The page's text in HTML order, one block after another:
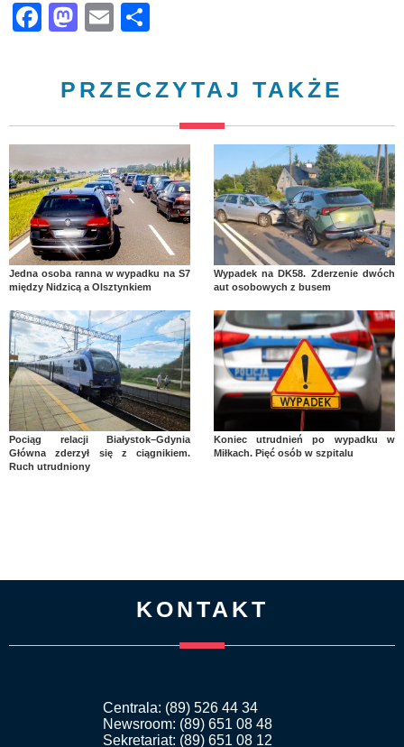
Facebook
Mastodon
Email
PRZECZYTAJ TAKŻE
Jedna osoba ranna w wypadku na S7
między Nidzicą a Olsztynkiem
Wypadek na DK58. Zderzenie dwóch
aut osobowych z busem
Pociąg relacji Białystok–Gdynia
Główna zderzył się z ciągnikiem.
Ruch utrudniony
Koniec utrudnień po wypadku w
Miłkach. Pięć osób w szpitalu
KONTAKT
Centrala: (89) 526 44 34
Newsroom: (89) 651 08 48
Sekretariat: (89) 651 08 12